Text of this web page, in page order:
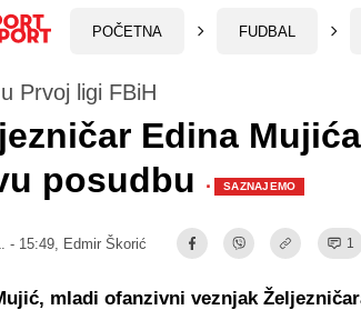
POČETNA FUDBAL
Prvoj ligi FBiH
Edina
posudbu · SAZNAJEMO
- 15:49, Edmir Škorić 1
mladi ofanzivni veznjak